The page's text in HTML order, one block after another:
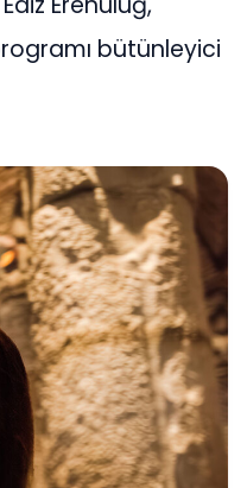
bütünleyici